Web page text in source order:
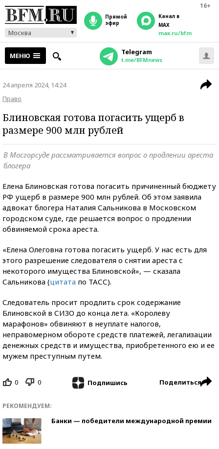
16+
Москва
прямой
эфир
Канал в
MAX
max.ru/bfm
МЕНЮ Telegram
t.me/BFMnews
24 апреля 2024, 14:24
Право
Блиновская готова погасить ущерб в
размере 900 млн рублей
В Мосгорсуде рассматривается вопрос о продлении ареста
блогера
Елена Блиновская готова погасить причиненный бюджету
РФ ущерб в размере 900 млн рублей. Об этом заявила
адвокат блогера Наталия Сальникова в Московском
городском суде, где решается вопрос о продлении
обвиняемой срока ареста.
«Елена Олеговна готова погасить ущерб. У нас есть для
этого разрешение следователя о снятии ареста с
некоторого имущества Блиновской», — сказала
Сальникова (цитата по ТАСС).
Следователь просит продлить срок содержание
Блиновской в СИЗО до конца лета. «Королеву
марафонов» обвиняют в неуплате налогов,
неправомерном обороте средств платежей, легализации
денежных средств и имущества, приобретенного ею и ее
мужем преступным путем.
0 0 Подпишись Поделиться
РЕКОМЕНДУЕМ:
Банки — победители международной премии